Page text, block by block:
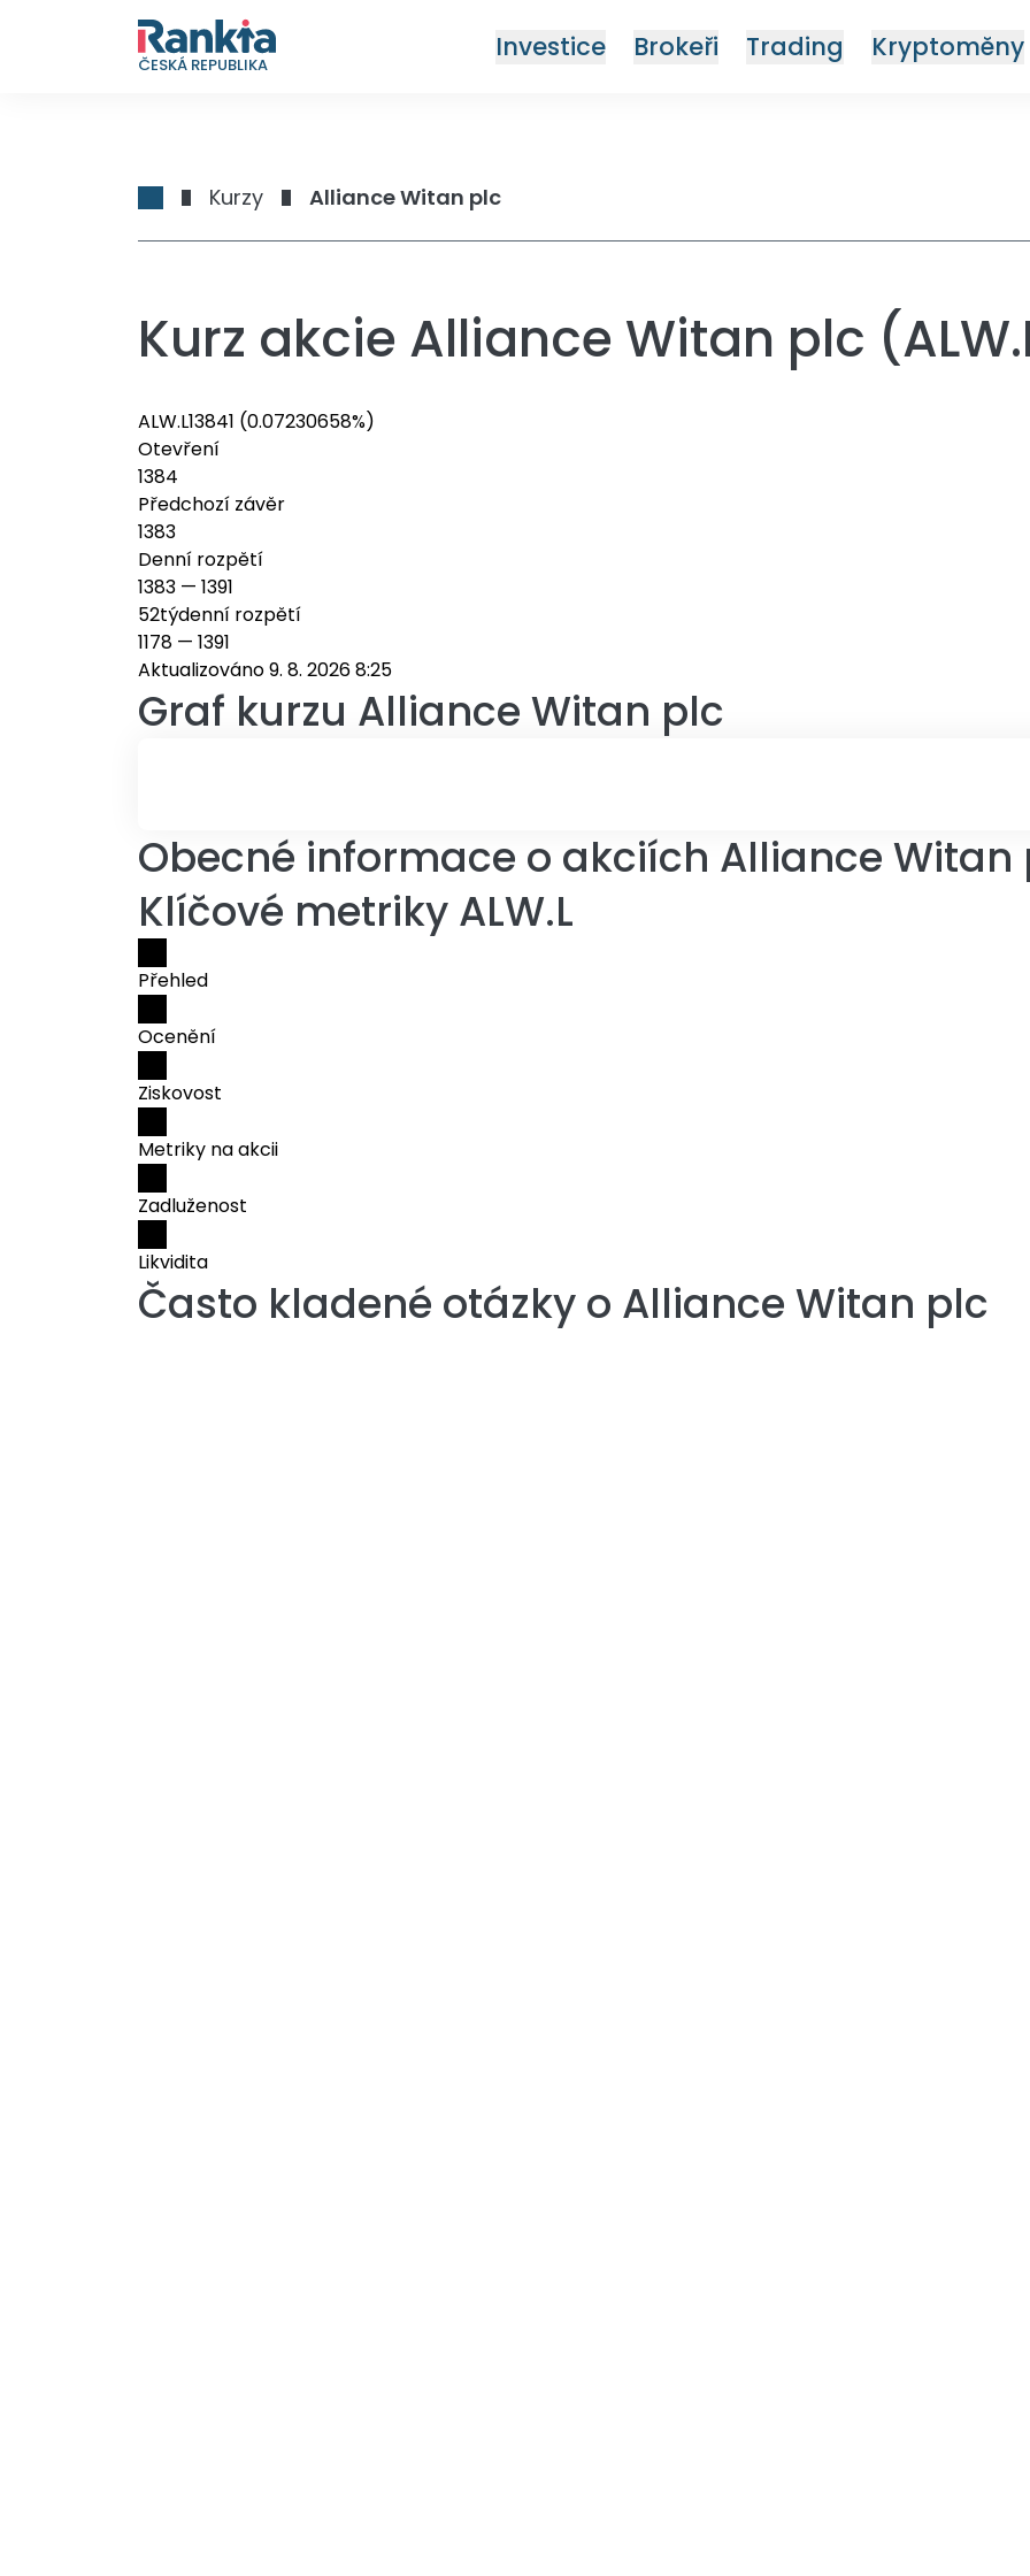
ČESKÁ REPUBLIKA
Investice Brokeři Trading Kryptoměny
Kurzy Alliance Witan plc
Kurz akcie Alliance Witan plc
ALW.L13841 (0.07230658%)
Otevření
1384
Předchozí závěr
1383
Denní rozpětí
1383 — 1391
52týdenní rozpětí
1178 — 1391
Aktualizováno 9. 8. 2026 8:25
Graf kurzu Alliance Witan plc
Obecné informace o akciích Alliance Witan
Klíčové metriky ALW.L
Přehled
Ocenění
Ziskovost
Metriky na akcii
Zadluženost
Likvidita
Často kladené otázky o Alliance Witan plc